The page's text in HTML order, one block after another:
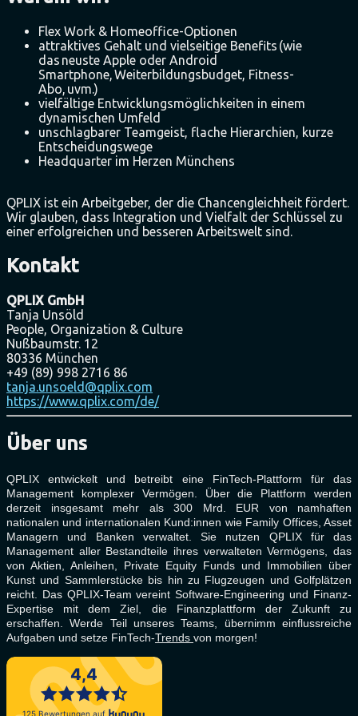
Flex Work & Homeoffice-Optionen
attraktives Gehalt und vielseitige Benefits (wie
das neuste Apple oder Android
Smartphone, Weiterbildungsbudget, Fitness-
Abo, uvm.)
vielfältige Entwicklungsmöglichkeiten in einem
dynamischen Umfeld
unschlagbarer Teamgeist, flache Hierarchien, kurze
Entscheidungswege
Headquarter im Herzen Münchens
QPLIX ist ein Arbeitgeber, der die Chancengleichheit fördert.
Wir glauben, dass Integration und Vielfalt der Schlüssel zu
einer erfolgreichen und besseren Arbeitswelt sind.
Kontakt
QPLIX GmbH
Tanja Unsöld
People, Organization & Culture
Nußbaumstr. 12
80336 München
+49 (89) 998 2716 86
tanja.unsoeld @qplix.com
https://www.qplix.com/de/
Über uns
QPLIX entwickelt und betreibt eine FinTech-Plattform für das
Management komplexer Vermögen. Über die Plattform werden
derzeit insgesamt mehr als 300 Mrd. EUR von namhaften
nationalen und internationalen Kund:innen wie Family Offices, Asset
Managern und Banken verwaltet. Sie nutzen QPLIX für das
Management aller Bestandteile ihres verwalteten Vermögens, das
von Aktien, Anleihen, Private Equity Funds und Immobilien über
Kunst und Sammlerstücke bis hin zu Flugzeugen und Golfplätzen
reicht. Das QPLIX-Team vereint Software-Engineering und Finanz-
Expertise mit dem Ziel, die Finanzplattform der Zukunft zu
erschaffen. Werde Teil unseres Teams, übernimm einflussreiche
Aufgaben und setze FinTech-Trends von morgen!